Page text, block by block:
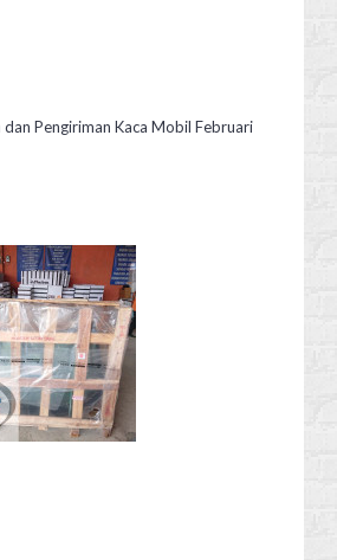
Pengiriman Kaca Mobil Februari